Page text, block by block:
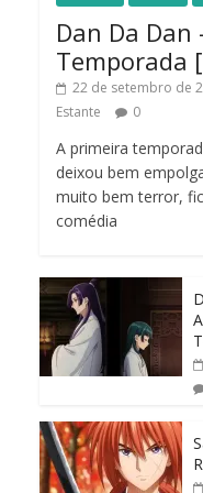
Dan Da Dan
Temporada
22 de setembro de
Estante
0
A primeira
deixou bem
muito bem terror,
comédia